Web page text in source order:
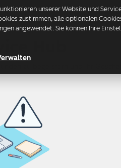
unserer Website und
zustimmen, alle optionalen
angewendet. Sie können Ihre
Hub
zu begeistern und Ihr